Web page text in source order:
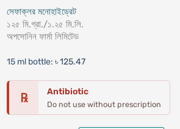
সেফাক্লর মনোহাইড্রেট
১২৫ মি.গ্রা./১.২৫ মি.লি.
অপসোনিন ফার্মা লিমিটেড
15 ml bottle: ৳ 125.47
℞ Antibiotic
Do not use without prescription